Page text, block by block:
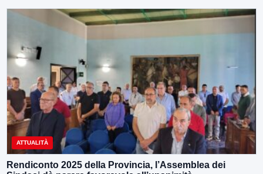
ATTUALITÀ
Rendiconto 2025 della Provincia, l’Assemblea dei